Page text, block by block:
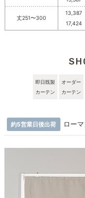
丈251〜300
13,387
17,424
即日既製
カーテン
オーダー
カーテン
約5営業日後出荷 ロー